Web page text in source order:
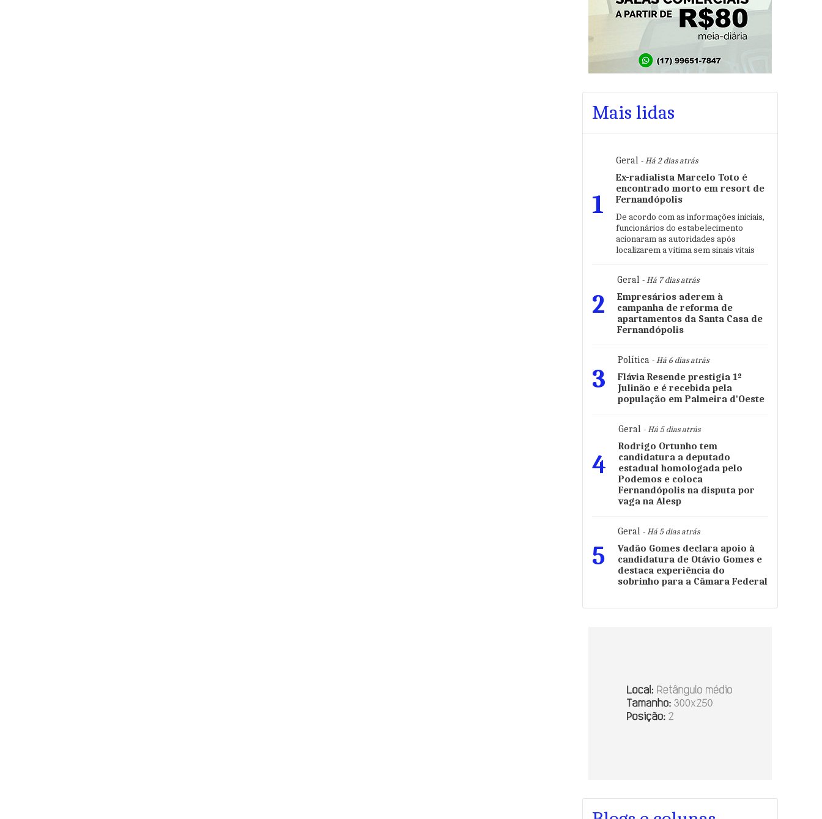
Mais lidas
1
Geral - Há 2 dias atrás
Ex-radialista Marcelo Toto é
encontrado morto em resort de
Fernandópolis
De acordo com as informações iniciais,
funcionários do estabelecimento
acionaram as autoridades após
localizarem a vítima sem sinais vitais
2
Geral - Há 7 dias atrás
Empresários aderem à
campanha de reforma de
apartamentos da Santa Casa de
Fernandópolis
3
Política - Há 6 dias atrás
Flávia Resende prestigia 1º
Julinão e é recebida pela
população em Palmeira d'Oeste
4
Geral - Há 5 dias atrás
Rodrigo Ortunho tem
candidatura a deputado
estadual homologada pelo
Podemos e coloca
Fernandópolis na disputa por
vaga na Alesp
5
Geral - Há 5 dias atrás
Vadão Gomes declara apoio à
candidatura de Otávio Gomes e
destaca experiência do
sobrinho para a Câmara Federal